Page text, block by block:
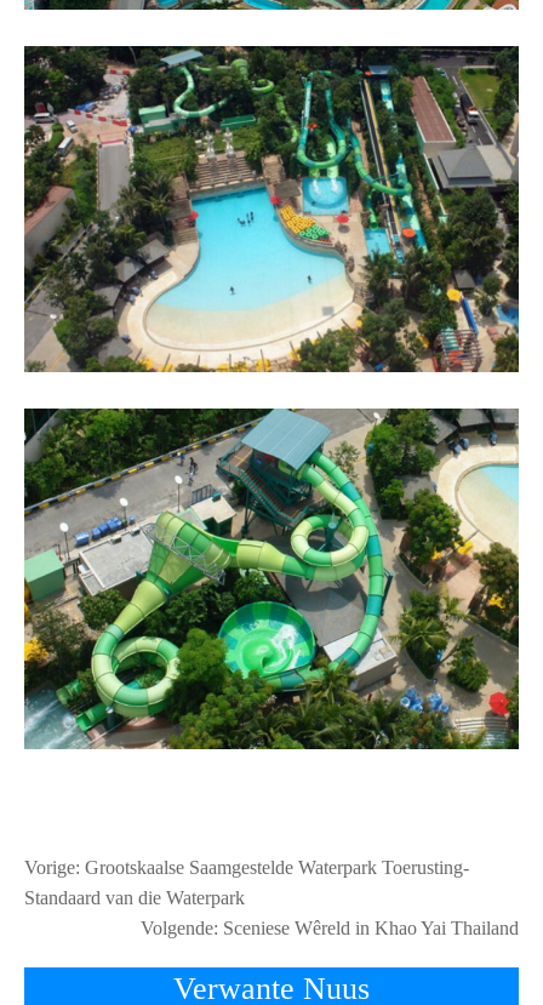
Vorige: Grootskaalse Saamgestelde Waterpark Toerusting-
Standaard van die Waterpark
Volgende: Sceniese Wêreld in Khao Yai Thailand
Verwante Nuus